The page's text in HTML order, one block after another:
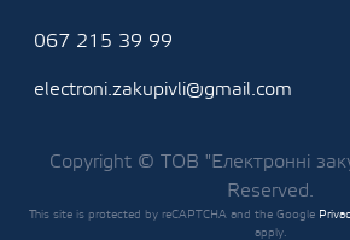
067 215 39 99
electroni.zakupivli@gmail.com
Copyright © ТОВ "Електронні
Reserved.
This site is protected by reCAPTCHA and the Google
apply.